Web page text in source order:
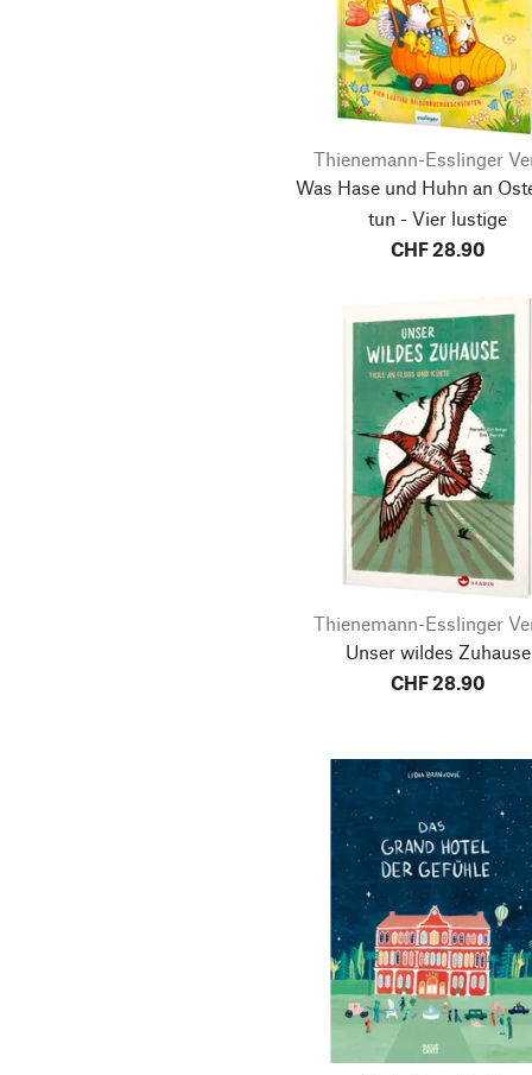
Thienemann-Esslinger
Was Hase und Huhn an
tun - Vier lustige
Bilderbuchgeschichten |
CHF 28.90
Thienemann-Esslinger
Unser wildes Zuhause
CHF 28.90